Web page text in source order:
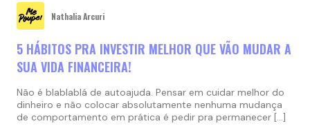
Nathalia Arcuri
5 HÁBITOS PRA INVESTIR MELHOR QUE VÃO MUDAR A
SUA VIDA FINANCEIRA!
Não é blablablá de autoajuda. Pensar em cuidar melhor do
dinheiro e não colocar absolutamente nenhuma mudança
de comportamento em prática é pedir pra permanecer […]